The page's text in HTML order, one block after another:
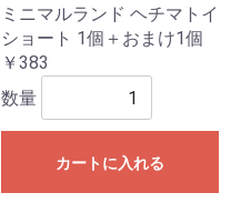
ミニマルランド ヘチマトイ
ショート 1個＋おまけ1個
￥383
数量
カートに入れる